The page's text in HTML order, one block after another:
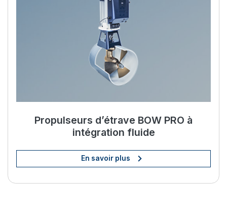
Propulseurs d’étrave BOW PRO à
intégration fluide
En savoir plus